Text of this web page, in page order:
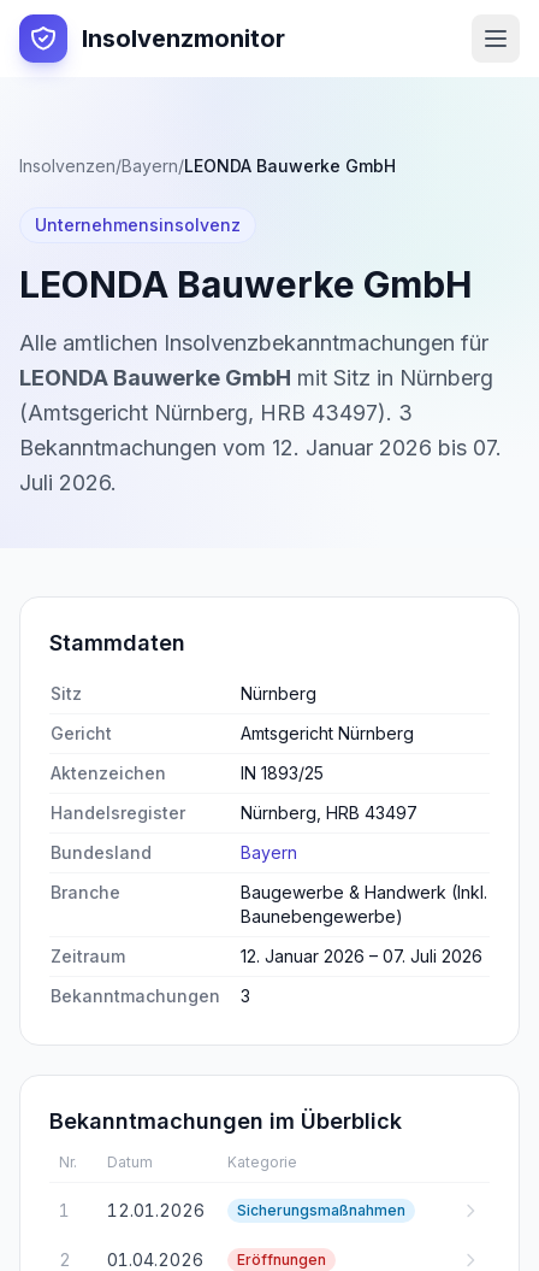
Insolvenzmonitor
Insolvenzen/Bayern/LEONDA Bauwerke GmbH
Unternehmensinsolvenz
LEONDA Bauwerke GmbH
Alle amtlichen Insolvenzbekanntmachungen für
LEONDA Bauwerke GmbH mit Sitz in Nürnberg
(Amtsgericht Nürnberg, HRB 43497). 3
Bekanntmachungen vom 12. Januar 2026 bis 07.
Juli 2026.
Stammdaten
Sitz
Nürnberg
Gericht
Amtsgericht Nürnberg
Aktenzeichen
IN 1893/25
Handelsregister
Nürnberg, HRB 43497
Bundesland
Bayern
Branche
Baugewerbe & Handwerk (Inkl.
Baunebengewerbe)
Zeitraum
12. Januar 2026 – 07. Juli 2026
Bekanntmachungen
3
Bekanntmachungen im Überblick
Nr. Datum Kategorie
1 12.01.2026 Sicherungsmaßnahmen
2 01.04.2026 Eröffnungen